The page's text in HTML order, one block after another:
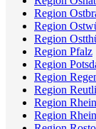
Region
Region
Region
Region Pfalz
Region
Region
Region
Region
Region